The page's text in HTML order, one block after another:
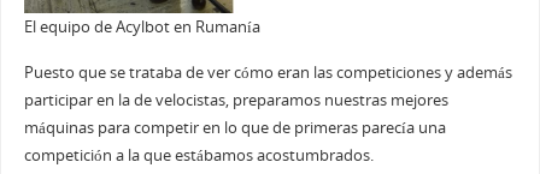
El equipo de Acylbot en Rumanía
Puesto que se trataba de ver cómo eran las competiciones y además
participar en la de velocistas, preparamos nuestras mejores
máquinas para competir en lo que de primeras parecía una
competición a la que estábamos acostumbrados.